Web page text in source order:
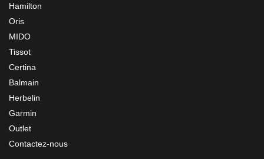
Hamilton
Oris
MIDO
Tissot
Certina
Balmain
Herbelin
Garmin
Outlet
Contactez-nous